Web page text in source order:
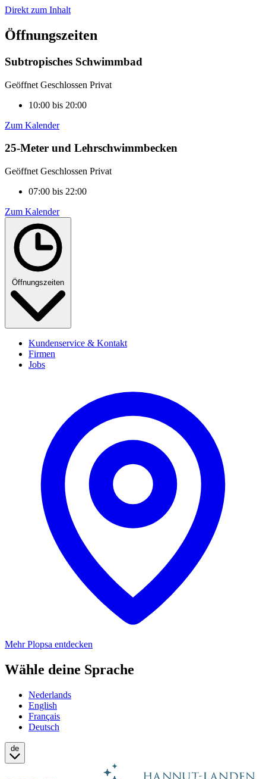
Direkt zum Inhalt
Öffnungszeiten
Subtropisches Schwimmbad
Geöffnet Geschlossen Privat
10:00 bis 20:00
Zum Kalender
25-Meter und Lehrschwimmbecken
Geöffnet Geschlossen Privat
07:00 bis 22:00
Zum Kalender
Öffnungszeiten
Kundenservice & Kontakt
Firmen
Jobs
Mehr Plopsa entdecken
Wähle deine Sprache
Nederlands
English
Français
Deutsch
de